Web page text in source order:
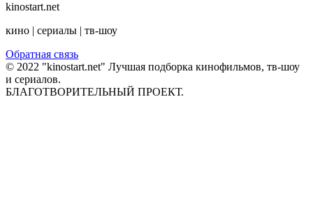
kinostart.net
кино | сериалы | тв-шоу
Обратная связь
© 2022 "kinostart.net" Лучшая подборка кинофильмов, тв-шоу
и сериалов.
БЛАГОТВОРИТЕЛЬНЫЙ ПРОЕКТ.